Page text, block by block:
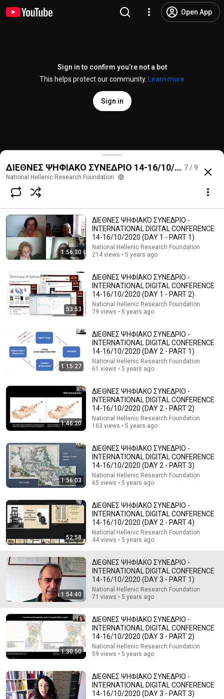
Open App
Sign in to confirm you’re not a bot
This helps protect our community.
Learn more
Sign in
ΔΙΕΘΝΕΣ ΨΗΦΙΑΚO ΣΥΝΕΔΡΙΟ - INTERNATIONAL
@eie_nhrf No likes 71 views 5 years ago
Subscribe
Comments
Comments are turned off. Learn more
ΔΙΕΘΝΕΣ ΨΗΦΙΑΚO ΣΥΝΕΔΡΙΟ - INTERNATIONAL
DIGITAL CONFERENCE 14-16/10/2020 (DAY 3 - PART
2)
National Hellenic Research Foundation • 59 views
DIGITAL CONFERENCE 14-16/10/2020 (DAY 3 - PART
National Hellenic Research Foundation • 60 views
ΔΙΕΘΝΕΣ ΨΗΦΙΑΚΟ ΣΥΝΕΔΡΙΟ 14-16/10/2020
7 / 9
National Hellenic Research Foundation
1:56:30
ΔΙΕΘΝΕΣ ΨΗΦΙΑΚΌ ΣΥΝΕΔΡΙΟ -
INTERNATIONAL DIGITAL CONFERENCE
14-16/10/2020 (DAY 1 - PART 1)
National Hellenic Research Foundation
214 views • 5 years ago
53:53
ΔΙΕΘΝΕΣ ΨΗΦΙΑΚO ΣΥΝΕΔΡΙΟ -
INTERNATIONAL DIGITAL CONFERENCE
14-16/10/2020 (DAY 1 - PART 2)
National Hellenic Research Foundation
79 views • 5 years ago
1:15:27
ΔΙΕΘΝΕΣ ΨΗΦΙΑΚO ΣΥΝΕΔΡΙΟ -
INTERNATIONAL DIGITAL CONFERENCE
14-16/10/2020 (DAY 2 - PART 1)
National Hellenic Research Foundation
61 views • 5 years ago
1:46:20
ΔΙΕΘΝΕΣ ΨΗΦΙΑΚO ΣΥΝΕΔΡΙΟ -
INTERNATIONAL DIGITAL CONFERENCE
14-16/10/2020 (DAY 2 - PART 2)
National Hellenic Research Foundation
163 views • 5 years ago
1:56:03
ΔΙΕΘΝΕΣ ΨΗΦΙΑΚO ΣΥΝΕΔΡΙΟ -
INTERNATIONAL DIGITAL CONFERENCE
14-16/10/2020 (DAY 2 - PART 3)
National Hellenic Research Foundation
65 views • 5 years ago
52:58
ΔΙΕΘΝΕΣ ΨΗΦΙΑΚO ΣΥΝΕΔΡΙΟ -
INTERNATIONAL DIGITAL CONFERENCE
14-16/10/2020 (DAY 2 - PART 4)
National Hellenic Research Foundation
44 views • 5 years ago
1:54:40
ΔΙΕΘΝΕΣ ΨΗΦΙΑΚO ΣΥΝΕΔΡΙΟ -
INTERNATIONAL DIGITAL CONFERENCE
14-16/10/2020 (DAY 3 - PART 1)
National Hellenic Research Foundation
71 views • 5 years ago
1:30:50
ΔΙΕΘΝΕΣ ΨΗΦΙΑΚO ΣΥΝΕΔΡΙΟ -
INTERNATIONAL DIGITAL CONFERENCE
14-16/10/2020 (DAY 3 - PART 2)
National Hellenic Research Foundation
59 views • 5 years ago
ΔΙΕΘΝΕΣ ΨΗΦΙΑΚO ΣΥΝΕΔΡΙΟ -
INTERNATIONAL DIGITAL CONFERENCE
14-16/10/2020 (DAY 3 - PART 3)